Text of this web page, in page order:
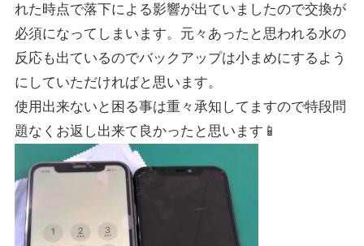
れた時点で落下による影響が出ていましたので交換が
必須になってしまいます。元々あったと思われる水の
反応も出ているのでバックアップは小まめにするよう
にしていただければと思います。
使用出来ないと困る事は重々承知してますので特段問
題なくお返し出来て良かったと思います📱